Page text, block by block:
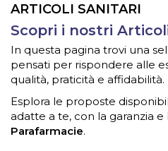
ARTICOLI SANITARI
Scopri i nostri
In questa pagina trovi una
pensati per rispondere alle
qualità, praticità e affidabilità.
Esplora le proposte
adatte a te, con la garanzia e
Parafarmacie.